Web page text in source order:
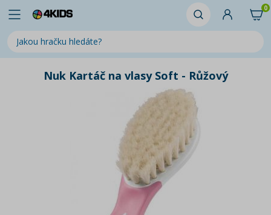
0
Nuk Kartáč na vlasy Soft - Růžový